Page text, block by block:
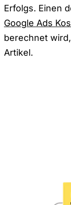
Erfolgs. Einen
Google Ads
berechnet
Artikel.